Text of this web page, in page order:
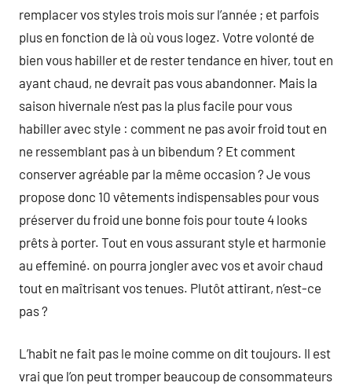
remplacer vos styles trois mois sur l’année ; et parfois
plus en fonction de là où vous logez. Votre volonté de
bien vous habiller et de rester tendance en hiver, tout en
ayant chaud, ne devrait pas vous abandonner. Mais la
saison hivernale n’est pas la plus facile pour vous
habiller avec style : comment ne pas avoir froid tout en
ne ressemblant pas à un bibendum ? Et comment
conserver agréable par la même occasion ? Je vous
propose donc 10 vêtements indispensables pour vous
préserver du froid une bonne fois pour toute 4 looks
prêts à porter. Tout en vous assurant style et harmonie
au effeminé. on pourra jongler avec vos et avoir chaud
tout en maîtrisant vos tenues. Plutôt attirant, n’est-ce
pas ?
L’habit ne fait pas le moine comme on dit toujours. Il est
vrai que l’on peut tromper beaucoup de consommateurs